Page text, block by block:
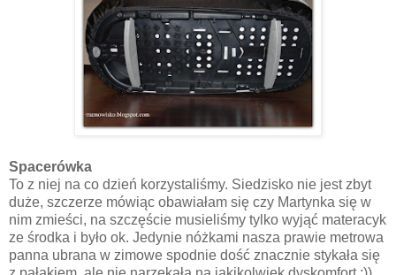
Spacerówka
To z niej na co dzień korzystaliśmy. Siedzisko nie jest zbyt
duże, szczerze mówiąc obawiałam się czy Martynka się w
nim zmieści, na szczęście musieliśmy tylko wyjąć materacyk
ze środka i było ok. Jedynie nóżkami nasza prawie metrowa
panna ubrana w zimowe spodnie dość znacznie stykała się